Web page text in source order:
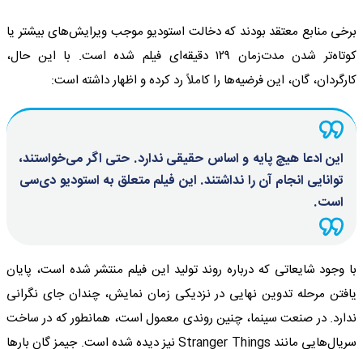
برخی منابع معتقد بودند که دخالت استودیو موجب ویرایش‌های بیشتر یا
کوتاه‌تر شدن مدت‌زمان ۱۲۹ دقیقه‌ای فیلم شده است. با این حال،
کارگردان، گان، این فرضیه‌ها را کاملاً رد کرده و اظهار داشته است:
این ادعا هیچ پایه و اساس حقیقی ندارد. حتی اگر می‌خواستند،
توانایی انجام آن را نداشتند. این فیلم متعلق به استودیو دی‌سی
است.
با وجود شایعاتی که درباره روند تولید این فیلم منتشر شده است، پایان
یافتن مرحله تدوین نهایی در نزدیکی زمان نمایش، چندان جای نگرانی
ندارد. در صنعت سینما، چنین روندی معمول است، همانطور که در ساخت
سریال‌هایی مانند Stranger Things نیز دیده شده است. جیمز گان بارها